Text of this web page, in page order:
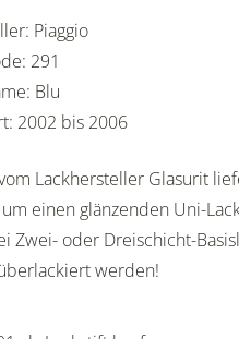
Piaggio
291
Blu
2002 bis 2006
Lackhersteller Glasurit
einen glänzenden Uni-
Zwei- oder Dreischicht-
werden!